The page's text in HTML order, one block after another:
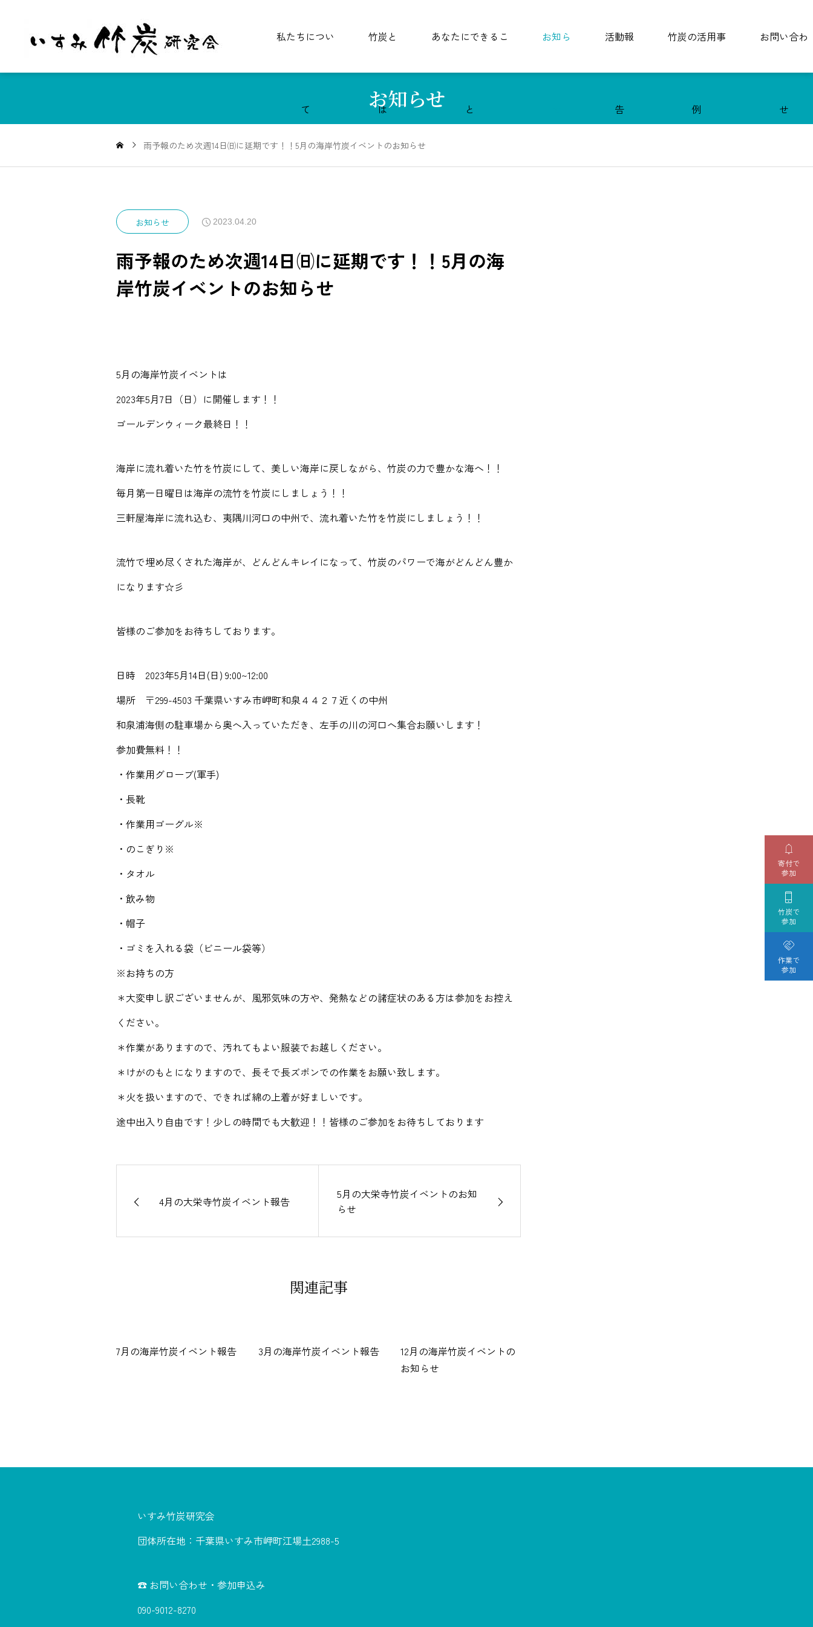
私たちについ
て
竹炭と
は
あなたにできるこ
と
お知ら 活動報
告
竹炭の活用事
例
お問い合わ
せ

寄付で
参加

竹炭で
参加

作業で
参加
お知らせ
雨予報のため次週14日㈰に延期です！！5月の海岸竹炭イベントのお知らせ
お知らせ 2023.04.20
雨予報のため次週14日㈰に延期です！！5月の海
岸竹炭イベントのお知らせ
5月の海岸竹炭イベントは
2023年5月7日（日）に開催します！！
ゴールデンウィーク最終日！！
海岸に流れ着いた竹を竹炭にして、美しい海岸に戻しながら、竹炭の力で豊かな海へ！！
毎月第一日曜日は海岸の流竹を竹炭にしましょう！！
三軒屋海岸に流れ込む、夷隅川河口の中州で、流れ着いた竹を竹炭にしましょう！！
流竹で埋め尽くされた海岸が、どんどんキレイになって、竹炭のパワーで海がどんどん豊か
になります☆彡
皆様のご参加をお待ちしております。
日時 2023年5月14日(日) 9:00~12:00
場所 〒299-4503 千葉県いすみ市岬町和泉４４２７近くの中州
和泉浦海側の駐車場から奥へ入っていただき、左手の川の河口へ集合お願いします！
参加費無料！！
・作業用グローブ(軍手)
・長靴
・作業用ゴーグル※
・のこぎり※
・タオル
・飲み物
・帽子
・ゴミを入れる袋（ビニール袋等）
※お持ちの方
＊大変申し訳ございませんが、風邪気味の方や、発熱などの諸症状のある方は参加をお控え
ください。
＊作業がありますので、汚れてもよい服装でお越しください。
＊けがのもとになりますので、長そで長ズボンでの作業をお願い致します。
＊火を扱いますので、できれば綿の上着が好ましいです。
途中出入り自由です！少しの時間でも大歓迎！！皆様のご参加をお待ちしております
4月の大栄寺竹炭イベント報告
5月の大栄寺竹炭イベントのお知
らせ
関連記事
7月の海岸竹炭イベント報告 3月の海岸竹炭イベント報告
12月の海岸竹炭イベントの
お知らせ
いすみ竹炭研究会
団体所在地：千葉県いすみ市岬町江場土2988-5
☎ お問い合わせ・参加申込み
090-9012-8270